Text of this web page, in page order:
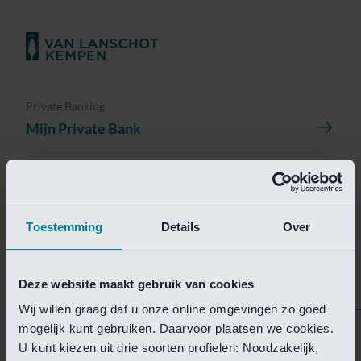
Toestemming Details Over
Deze website maakt gebruik van cookies
Wij willen graag dat u onze online omgevingen zo goed
mogelijk kunt gebruiken. Daarvoor plaatsen we cookies.
U kunt kiezen uit drie soorten profielen: Noodzakelijk,
Private Banking
Mijn Private Bank
Helaas is deze pagina